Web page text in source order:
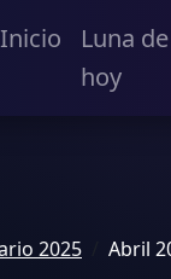
Inicio
Luna de
hoy
2025 Abril